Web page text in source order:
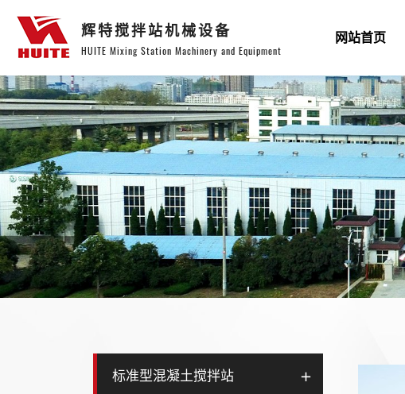
辉特搅拌站机械设备
HUITE Mixing Station Machinery and Equipment
网站首页
标准型混凝土搅拌站